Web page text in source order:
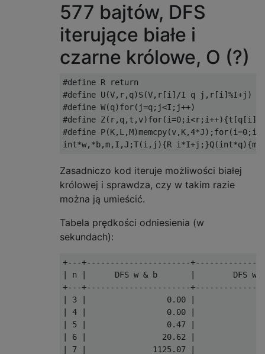
577 bajtów, DFS
iterujące białe i
czarne królowe, O (?)
#define R return
#define U(V,r,q)S(V,r[i]/I q j,r[i]%I+j)
#define W(q)for(j=q;j<I;j++)
#define
#define
Zasadniczo kod iteruje możliwości białej
królowej i sprawdza, czy w takim razie
można ją umieścić.
Tabela prędkości odniesienia (w
sekundach):
+---+----------------------
| n |      DFS w & b       |        DFS w
+---+----------------------
| 3 |                 0.00 |
| 4 |                 0.00 |
| 5 |                 0.47 |
| 6 |                20.62 |
| 7 |              1125.07 |